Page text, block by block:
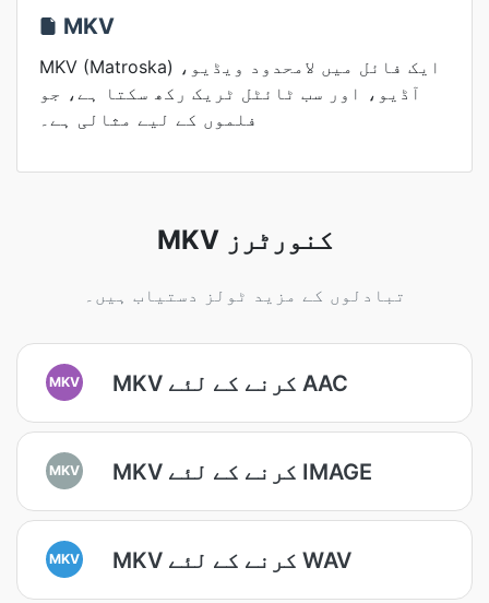
MKV
MKV (Matroska) ایک فائل میں لامحدود ویڈیو،
آڈیو، اور سب ٹائٹل ٹریک رکھ سکتا ہے، جو
فلموں کے لیے مثالی ہے۔
MKV کنورٹرز
تبادلوں کے مزید ٹولز دستیاب ہیں۔
MKV MKV کرنے کے لئے AAC
MKV MKV کرنے کے لئے IMAGE
MKV MKV کرنے کے لئے WAV